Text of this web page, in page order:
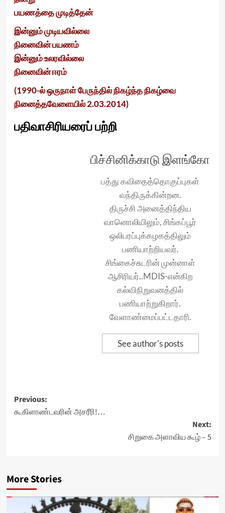
பயணத்தை முடித்தேன்
இன்னும் முடியவில்லை
நினைவின் பயணம்
இன்னும் உலரவில்லை
நினைவின் ஈரம்
(1990-ல் ஒருநாள் பேருந்தில் நிகழ்ந்த நிகழ்வை
நினைத்தவேளையில் 2.03.2014)
பதிவாசிரியரைப் பற்றி
பிச்சினிக்காடு இளங்கோ
பத்து கவிதைத்தொகுப்புகள்
வந்திருக்கின்றன.
திருச்சி அனைத்திந்திய
வானொலியிலும், சிங்கப்பூர்
ஒலிபரப்புக்கழகத்திலும்
பணியாற்றியவர்.
சிங்கைச்சுடரின் முன்னாள்
ஆசிரியர்..MDIS-என்கிற
கல்விநிறுவனத்தில்
பணியாற்றுகிறார்.
வேளாண்மைப்பட்டதாரி.
See author's posts
Post
navigation
Previous:
கூகிளாண்டவரின் அசரீரி!…
Next:
சிறுகை அளாவிய கூழ் – 5
More Stories